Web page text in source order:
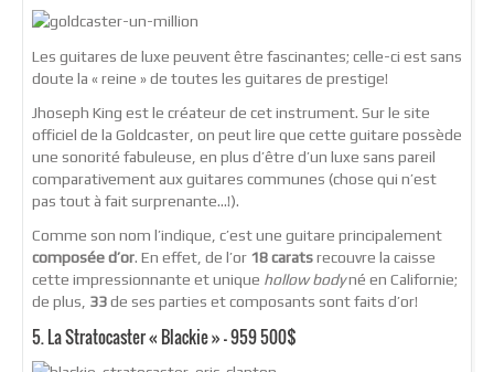
Les guitares de luxe peuvent être fascinantes; celle-ci est sans
doute la « reine » de toutes les guitares de prestige!
Jhoseph King est le créateur de cet instrument. Sur le site
officiel de la Goldcaster, on peut lire que cette guitare possède
une sonorité fabuleuse, en plus d’être d’un luxe sans pareil
comparativement aux guitares communes (chose qui n’est
pas tout à fait surprenante…!).
Comme son nom l’indique, c’est une guitare principalement
composée d’or. En effet, de l’or 18 caratsrecouvre la caisse
cette impressionnante et unique hollow bodyné en Californie;
de plus, 33de ses parties et composants sont faits d’or!
5. La Stratocaster « Blackie » – 959 500$